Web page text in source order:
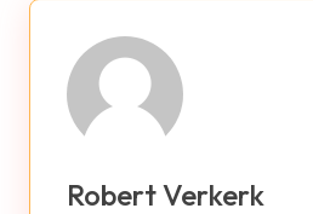
Robert Verkerk